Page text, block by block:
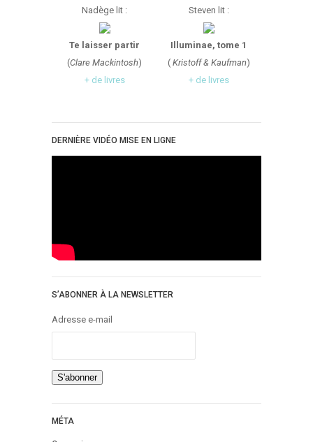
Nadège lit :
Te laisser partir
(Clare Mackintosh)
+ de livres
Steven lit :
Illuminae, tome 1
(Kristoff & Kaufman)
+ de livres
DERNIÈRE VIDÉO MISE EN LIGNE
S’ABONNER À LA NEWSLETTER
Adresse e-mail
MÉTA